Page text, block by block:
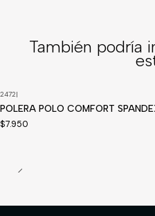
También podría
2472|
POLERA POLO COMFORT
$7.950